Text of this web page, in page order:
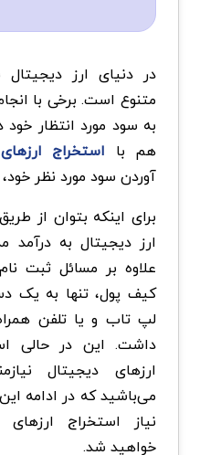
در دنیای ارز
متنوع است. برخی با
به سود مورد انتظار
هم با استخراج
آوردن سود مورد نظر
برای اینکه بتوان از
ارز دیجیتال به
علاوه بر مسائل ثبت
کیف پول، تنها به یک
لپ تاب و یا تلفن
داشت. این در حالی
ارزهای دیجیتال
می‌باشید که در ادامه
نیاز استخراج
خواهید شد.